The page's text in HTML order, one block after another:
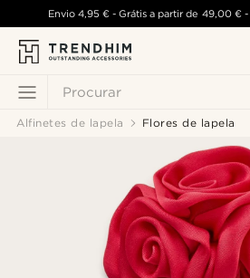
Procurar
Envio 4,95 €- Grátis a partir de 49,00 €-
Alfinetes de lapela Flores de lapela